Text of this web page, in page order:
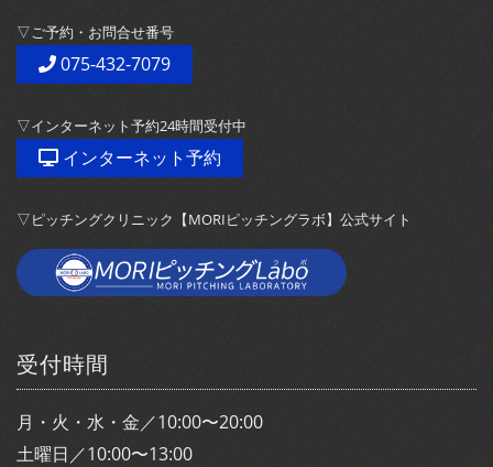
▽ご予約・お問合せ番号
075-432-7079
▽インターネット予約24時間受付中
インターネット予約
▽ピッチングクリニック【MORIピッチングラボ】公式サイト
受付時間
月・火・水・金／10:00〜20:00
土曜日／10:00〜13:00